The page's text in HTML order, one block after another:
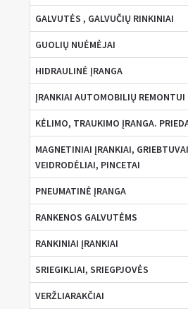
GALVUTĖS , GALVUČIŲ RINKINIAI
GUOLIŲ NUĖMĖJAI
HIDRAULINĖ ĮRANGA
ĮRANKIAI AUTOMOBILIŲ REMONTUI
KĖLIMO, TRAUKIMO ĮRANGA.
MAGNETINIAI ĮRANKIAI,
VEIDRODĖLIAI, PINCETAI
PNEUMATINĖ ĮRANGA
RANKENOS GALVUTĖMS
RANKINIAI ĮRANKIAI
SRIEGIKLIAI, SRIEGPJOVĖS
VERŽLIARAKČIAI